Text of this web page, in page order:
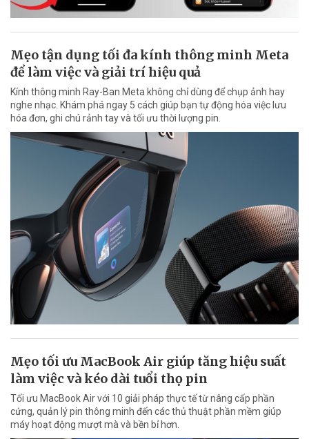
Mẹo tận dụng tối đa kính thông minh Meta
để làm việc và giải trí hiệu quả
Kính thông minh Ray-Ban Meta không chỉ dùng để chụp ảnh hay
nghe nhạc. Khám phá ngay 5 cách giúp bạn tự động hóa việc lưu
hóa đơn, ghi chú rảnh tay và tối ưu thời lượng pin.
Mẹo tối ưu MacBook Air giúp tăng hiệu suất
làm việc và kéo dài tuổi thọ pin
Tối ưu MacBook Air với 10 giải pháp thực tế từ nâng cấp phần
cứng, quản lý pin thông minh đến các thủ thuật phần mềm giúp
máy hoạt động mượt mà và bền bỉ hơn.